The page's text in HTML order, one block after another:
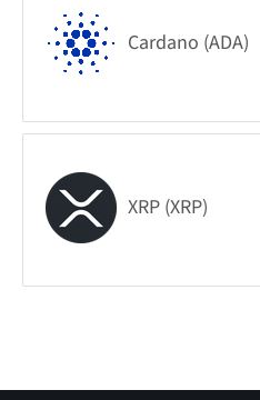
Cardano (ADA)
XRP (XRP)